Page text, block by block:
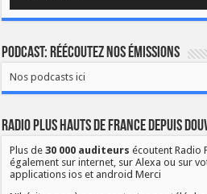
Podcast: Réécoutez nos émissions
Nos podcasts ici
Radio Plus Hauts de France depuis
Plus de30 000 auditeurs écoutent Radio
également sur internet, sur Alexa ou sur
applications ios et android Merci